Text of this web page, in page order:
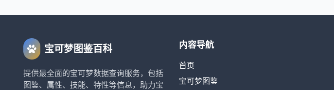
宝可梦图鉴百科
提供最全面的宝可梦数据查询服务，包括
图鉴、属性、技能、特性等信息，助力宝
内容导航
首页
宝可梦图鉴